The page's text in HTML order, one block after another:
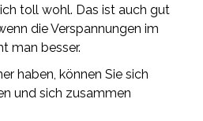
toll wohl. Das ist auch gut
die Verspannungen im
man besser.
haben, können Sie sich
und sich zusammen